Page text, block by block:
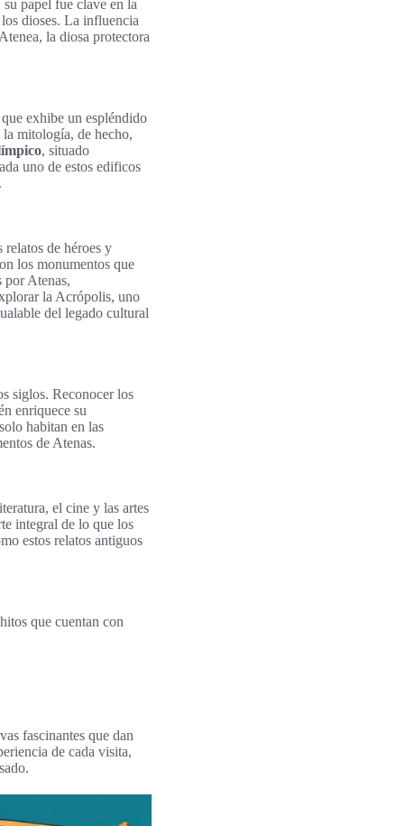
papel fue clave en la
dioses. La influencia
la diosa protectora
exhibe un espléndido
mitología, de hecho,
, situado
uno de estos edificos
de héroes y
los monumentos que
por Atenas,
la Acrópolis, uno
del legado cultural
siglos. Reconocer los
enriquece su
habitan en las
de Atenas.
el cine y las artes
integral de lo que los
estos relatos antiguos
que cuentan con
fascinantes que dan
de cada visita,